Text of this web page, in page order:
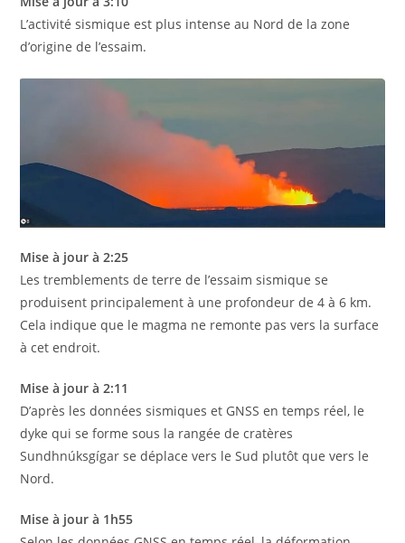
L’activité sismique est plus intense au Nord de la zone
d’origine de l’essaim.
Mise à jour à 2:25
Les tremblements de terre de l’essaim sismique se
produisent principalement à une profondeur de 4 à 6 km.
Cela indique que le magma ne remonte pas vers la surface
à cet endroit.
Mise à jour à 2:11
D’après les données sismiques et GNSS en temps réel, le
dyke qui se forme sous la rangée de cratères
Sundhnúksgígar se déplace vers le Sud plutôt que vers le
Nord.
Mise à jour à 1h55